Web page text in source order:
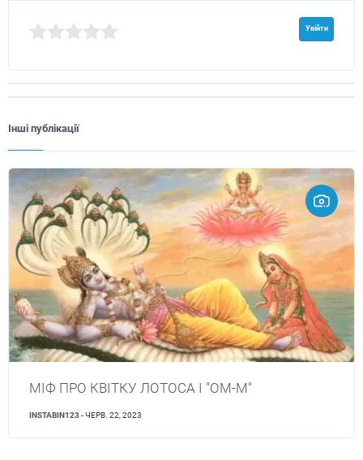
Увійти
Інші публікації
МІФ ПРО КВІТКУ ЛОТОСА І "ОМ-М"
INSTABIN123 - ЧЕРВ. 22, 2023